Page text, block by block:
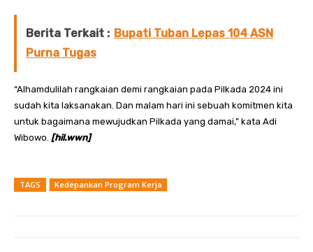
Berita Terkait : Bupati Tuban Lepas 104 ASN
Purna Tugas
“Alhamdulilah rangkaian demi rangkaian pada Pilkada 2024 ini
sudah kita laksanakan. Dan malam hari ini sebuah komitmen kita
untuk bagaimana mewujudkan Pilkada yang damai,” kata Adi
Wibowo. [hil.wwn]
TAGS Kedepankan Program Kerja